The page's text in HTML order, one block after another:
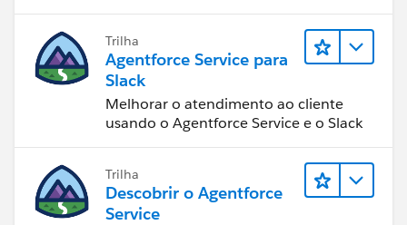
Trilha
Agentforce Service para
Slack
Melhorar o atendimento ao cliente
usando o Agentforce Service e o Slack
Trilha
Descobrir o Agentforce
Service